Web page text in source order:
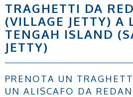
TRAGHETTI DA
(VILLAGE JETTY) A
TENGAH ISLAND
JETTY)
PRENOTA UN
UN ALISCAFO DA